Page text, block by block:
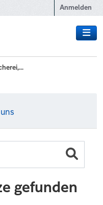
Anmelden
gefunden